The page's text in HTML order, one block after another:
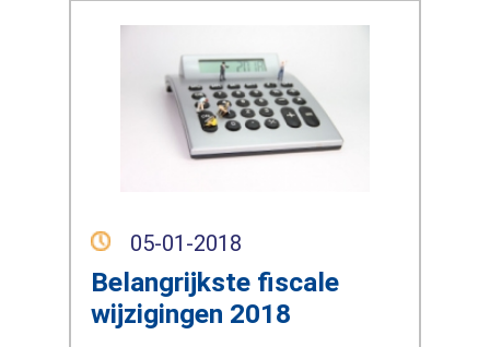
05-01-2018
Belangrijkste fiscale
wijzigingen 2018